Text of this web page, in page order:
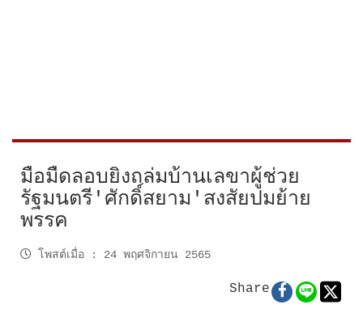
มือมืดลอบยิงถล่มบ้านเลขาผู้ช่วย
รัฐมนตรี'ศักดิ์สยาม'สงสัยปมย้าย
พรรค
โพสต์เมื่อ : 24 พฤศจิกายน 2565
Share